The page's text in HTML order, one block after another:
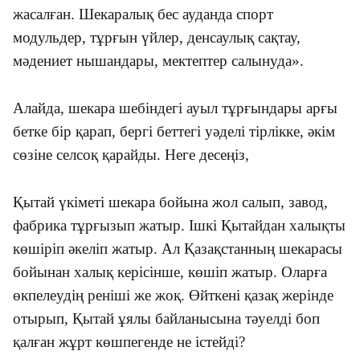
жасалған. Шекаралық бес ауданда спорт
модульдер, тұрғын үйлер, денсаулық сақтау,
мәдениет нышандары, мектептер салынуда».
Алайда, шекара шебіндегі ауыл тұрғындары арғы
бетке бір қарап, бергі беттегі уәделі тірлікке, әкім
сөзіне селсоқ қарайды. Неге десеңіз,
Қытай үкіметі шекара бойына жол салып, завод,
фабрика тұрғызып жатыр. Ішкі Қытайдан халықты
көшіріп әкеліп жатыр. Ал Қазақстанның шекарасы
бойынан халық керісінше, көшіп жатыр. Оларға
өкпелеудің реніші же жоқ. Өйткені қазақ жерінде
отырып, Қытай ұялы байланысына тәуелді боп
қалған жұрт көшпегенде не істейді?